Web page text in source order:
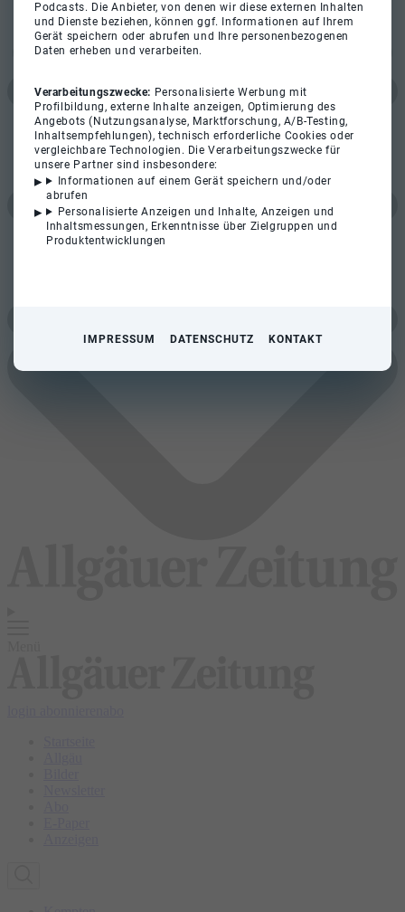
Podcasts. Die Anbieter, von denen wir diese externen Inhalten
und Dienste beziehen, können ggf. Informationen auf Ihrem
Gerät speichern oder abrufen und Ihre personenbezogenen
Daten erheben und verarbeiten.
Verarbeitungszwecke: Personalisierte Werbung mit
Profilbildung, externe Inhalte anzeigen, Optimierung des
Angebots (Nutzungsanalyse, Marktforschung, A/B-Testing,
Inhaltsempfehlungen), technisch erforderliche Cookies oder
vergleichbare Technologien. Die Verarbeitungszwecke für
unsere Partner sind insbesondere:
Informationen auf einem Gerät speichern und/oder
abrufen
Personalisierte Anzeigen und Inhalte, Anzeigen und
Inhaltsmessungen, Erkenntnisse über Zielgruppen und
Produktentwicklungen
IMPRESSUM DATENSCHUTZ KONTAKT